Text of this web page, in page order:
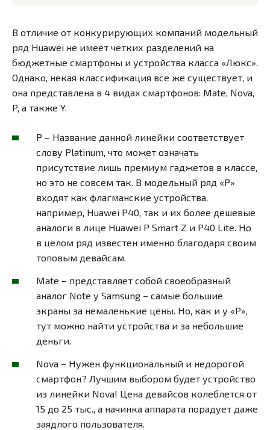
В отличие от конкурирующих компаний модельный
ряд Huawei не имеет четких разделений на
бюджетные смартфоны и устройства класса «Люкс».
Однако, некая классификация все же существует, и
она представлена в 4 видах смартфонов: Mate, Nova,
P, а также Y.
P – Название данной линейки соответствует
слову Platinum, что может означать
присутствие лишь премиум гаджетов в классе,
но это не cовсем так. В модельный ряд «P»
входят как флагманские устройства,
например, Huawei P40, так и их более дешевые
аналоги в лице Huawei P Smart Z и P40 Lite. Но
в целом ряд известен именно благодаря своим
топовым девайсам.
Mate – представляет собой своеобразный
аналог Note у Samsung – самые большие
экраны за немаленькие цены. Но, как и у «P»,
тут можно найти устройства и за небольшие
деньги.
Nova – Нужен функциональный и недорогой
смартфон? Лучшим выбором будет устройство
из линейки Nova! Цена девайсов колеблется от
15 до 25 тыс., а начинка аппарата порадует даже
заядлого пользователя.